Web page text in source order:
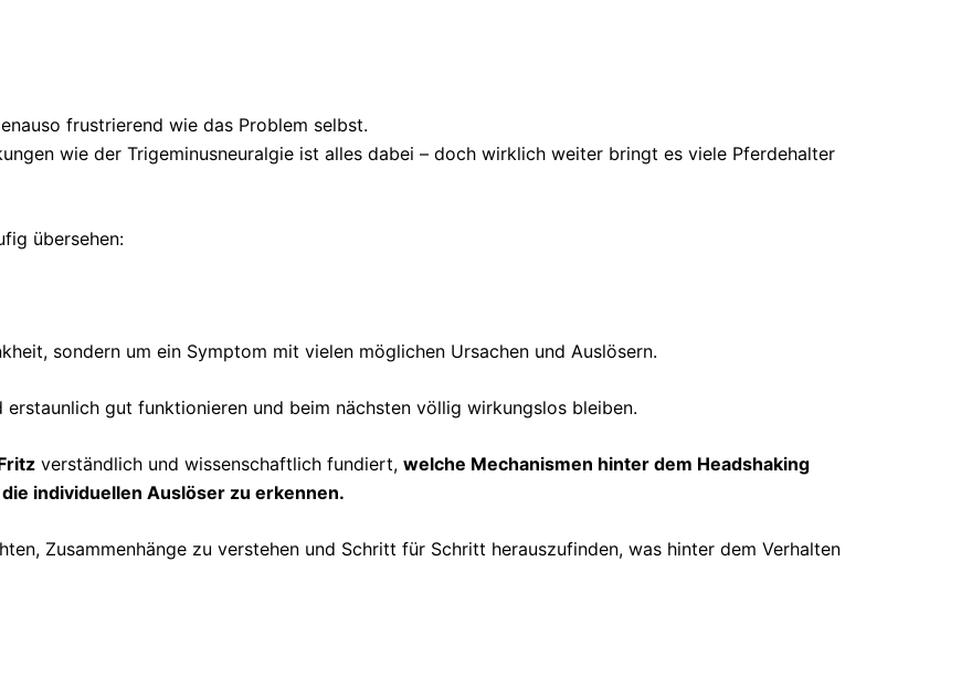
frustrierend wie das Problem selbst.
wie der Trigeminusneuralgie ist alles dabei – doch wirklich weiter bringt es viele Pferdehalter
übersehen:
sondern um ein Symptom mit vielen möglichen Ursachen und Auslösern.
erstaunlich gut funktionieren und beim nächsten völlig wirkungslos bleiben.
verständlich und wissenschaftlich fundiert, welche Mechanismen hinter dem Headshaking
individuellen Auslöser zu erkennen.
Zusammenhänge zu verstehen und Schritt für Schritt herauszufinden, was hinter dem Verhalten